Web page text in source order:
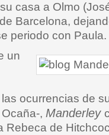
casa a Olmo
Barcelona,
periodo con Paula.
un
ocurrencias de
, Manderley
Rebeca de